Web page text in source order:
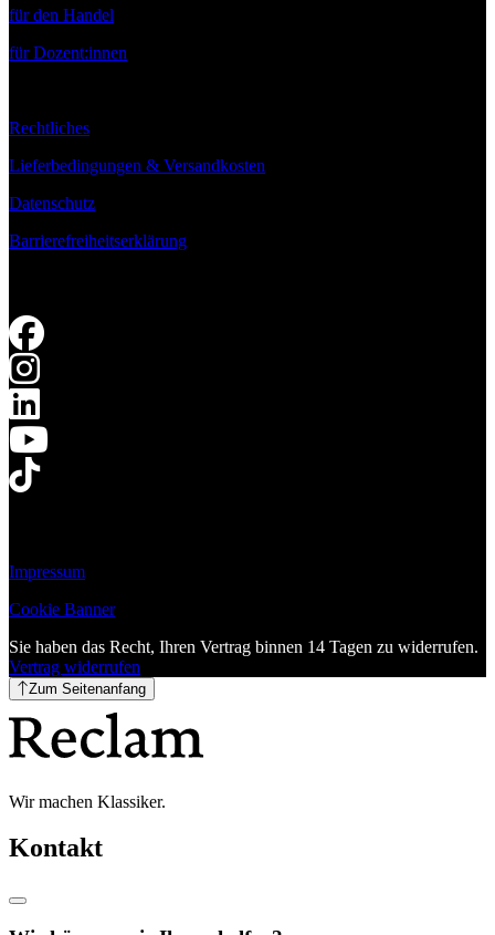
für den Handel
für Dozent:innen
Rechtliches
Lieferbedingungen & Versandkosten
Datenschutz
Barrierefreiheitserklärung
Impressum
Cookie Banner
Sie haben das Recht, Ihren Vertrag binnen 14 Tagen zu widerrufen.
Vertrag widerrufen
Zum Seitenanfang
Wir machen Klassiker.
Kontakt